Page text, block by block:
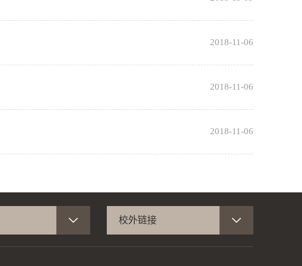
2018-11-06
2018-11-06
2018-11-06
校外链接